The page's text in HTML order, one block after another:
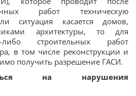
работ техническую
ситуация касается домов,
архитектуры, то для
либо строительных работ
в том числе реконструкции и
получить разрешение ГАСИ.
на нарушения